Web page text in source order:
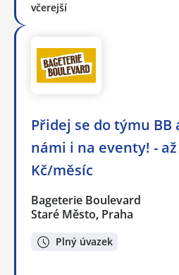
včerejší
Přidej se do týmu BB
námi i na eventy! - až
Kč/měsíc
Bageterie Boulevard
Staré Město, Praha
Plný úvazek